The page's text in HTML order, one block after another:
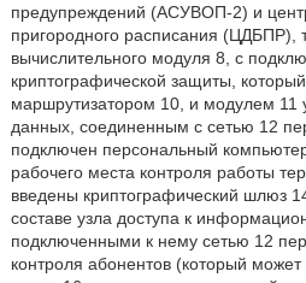
предупреждений (АСУВОП-2) и
пригородного расписания (ЦДБПР),
вычислительного модуля 8, с
криптографической защиты,
маршрутизатором 10, и модулем 11
данных, соединенным с сетью 12
подключен персональный
рабочего места контроля работы
введены криптографический шлюз
составе узла доступа к
подключенными к нему сетью 12
контроля абонентов (который